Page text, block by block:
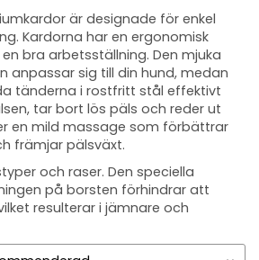
är designade för enkel
Kardorna har en ergonomisk
bra arbetsställning. Den mjuka
anpassar sig till din hund, medan
tänderna i rostfritt stål effektivt
tar bort lös päls och reder ut
en mild massage som förbättrar
främjar pälsväxt.
och raser. Den speciella
på borsten förhindrar att
resulterar i jämnare och